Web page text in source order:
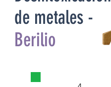
de metales -
Berilio